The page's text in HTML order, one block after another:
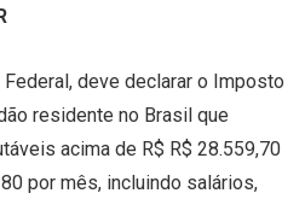
deve declarar o Imposto
residente no Brasil que
acima de R$ R$ 28.559,70
por mês, incluindo salários,